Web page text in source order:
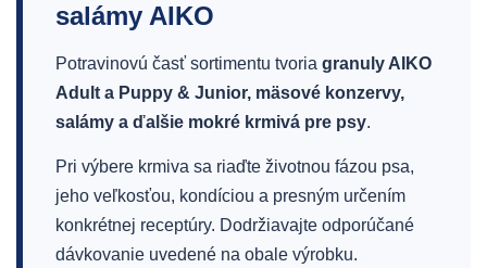
salámy AIKO
Potravinovú časť sortimentu tvoria granuly AIKO
Adult a Puppy & Junior, mäsové konzervy,
salámy a ďalšie mokré krmivá pre psy.
Pri výbere krmiva sa riaďte životnou fázou psa,
jeho veľkosťou, kondíciou a presným určením
konkrétnej receptúry. Dodržiavajte odporúčané
dávkovanie uvedené na obale výrobku.